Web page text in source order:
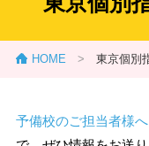
HOME > 東京個別
予備校のご担当者様へ